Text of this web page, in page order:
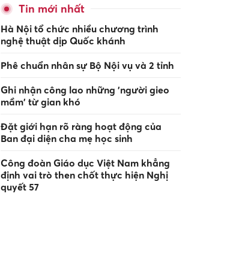
Tin mới nhất
Hà Nội tổ chức nhiều chương trình
nghệ thuật dịp Quốc khánh
Phê chuẩn nhân sự Bộ Nội vụ và 2 tỉnh
Ghi nhận công lao những 'người gieo
mầm' từ gian khó
Đặt giới hạn rõ ràng hoạt động của
Ban đại diện cha mẹ học sinh
Công đoàn Giáo dục Việt Nam khẳng
định vai trò then chốt thực hiện Nghị
quyết 57